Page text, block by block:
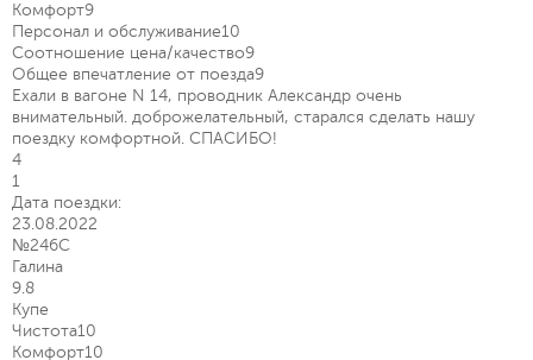
Комфорт9
Персонал и обслуживание10
Соотношение цена/качество9
Общее впечатление от поезда9
Ехали в вагоне N 14, проводник Александр очень
внимательный. доброжелательный, старался сделать нашу
поездку комфортной. СПАСИБО!
4
1
Дата поездки:
23.08.2022
№246С
Галина
9.8
Купе
Чистота10
Комфорт10